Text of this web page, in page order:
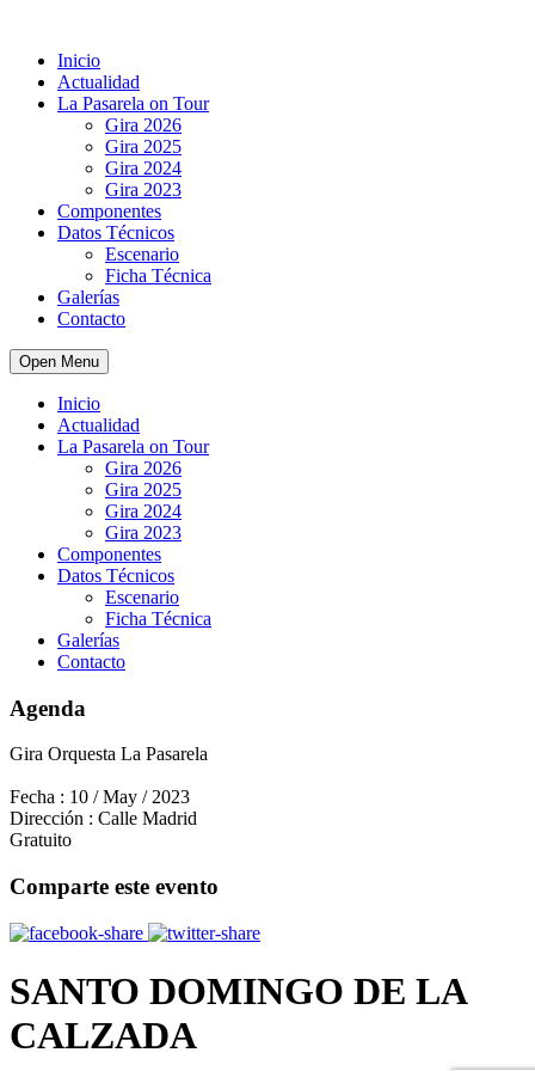
Inicio
Actualidad
La Pasarela on Tour
Gira 2026
Gira 2025
Gira 2024
Gira 2023
Componentes
Datos Técnicos
Escenario
Ficha Técnica
Galerías
Contacto
Open Menu
Inicio
Actualidad
La Pasarela on Tour
Gira 2026
Gira 2025
Gira 2024
Gira 2023
Componentes
Datos Técnicos
Escenario
Ficha Técnica
Galerías
Contacto
Agenda
Gira Orquesta La Pasarela
Fecha : 10 / May / 2023
Dirección : Calle Madrid
Gratuito
Comparte este evento
SANTO DOMINGO DE LA
CALZADA